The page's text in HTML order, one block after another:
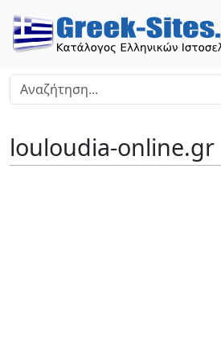
louloudia-online.gr